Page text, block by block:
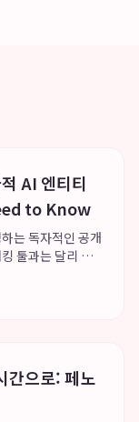
AI 엔티티
to Know
는 독자적인 공개
툴과는 달리 특
지향합니다. 이
간으로: 페노